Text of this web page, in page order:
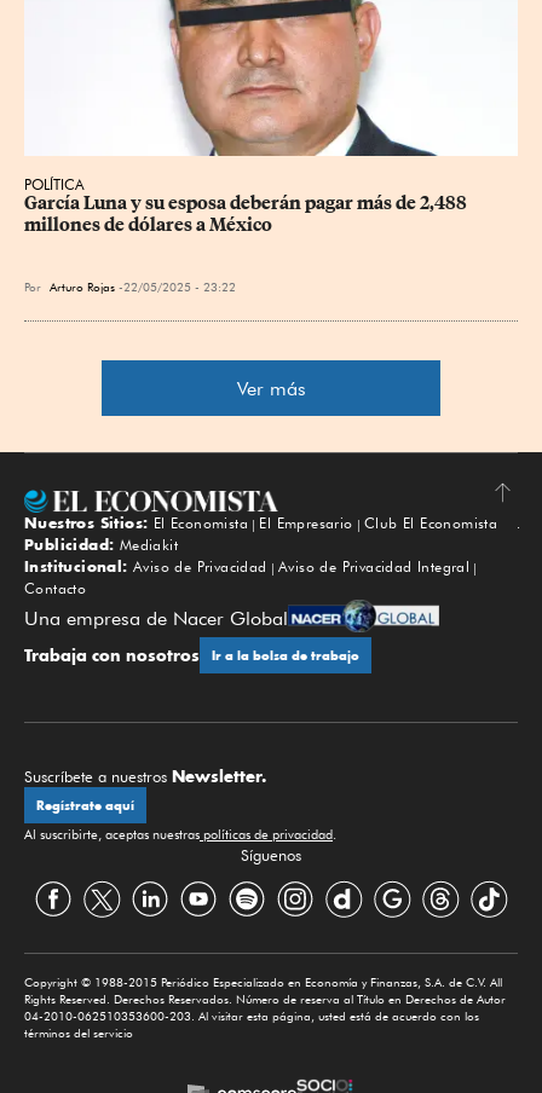
POLÍTICA
García Luna y su esposa deberán pagar más de 2,488
millones de dólares a México
Por Arturo Rojas 22/05/2025 - 23:22
Ver más
Subir
Nuestros Sitios: El Economista El Empresario
Club El Economista
Publicidad: Mediakit
Institucional: Aviso de Privacidad
Aviso de Privacidad Integral
Contacto
Una empresa de Nacer Global
Trabaja con nosotros Ir a la bolsa de trabajo
Suscríbete a nuestros Newsletter.
Regístrate aquí
Al suscribirte, aceptas nuestras políticas de privacidad.
Síguenos
Copyright © 1988-2015 Periódico Especializado en Economía y Finanzas, S.A. de C.V. All
Rights Reserved. Derechos Reservados. Número de reserva al Título en Derechos de Autor
04-2010-062510353600-203. Al visitar esta página, usted está de acuerdo con los
términos del servicio